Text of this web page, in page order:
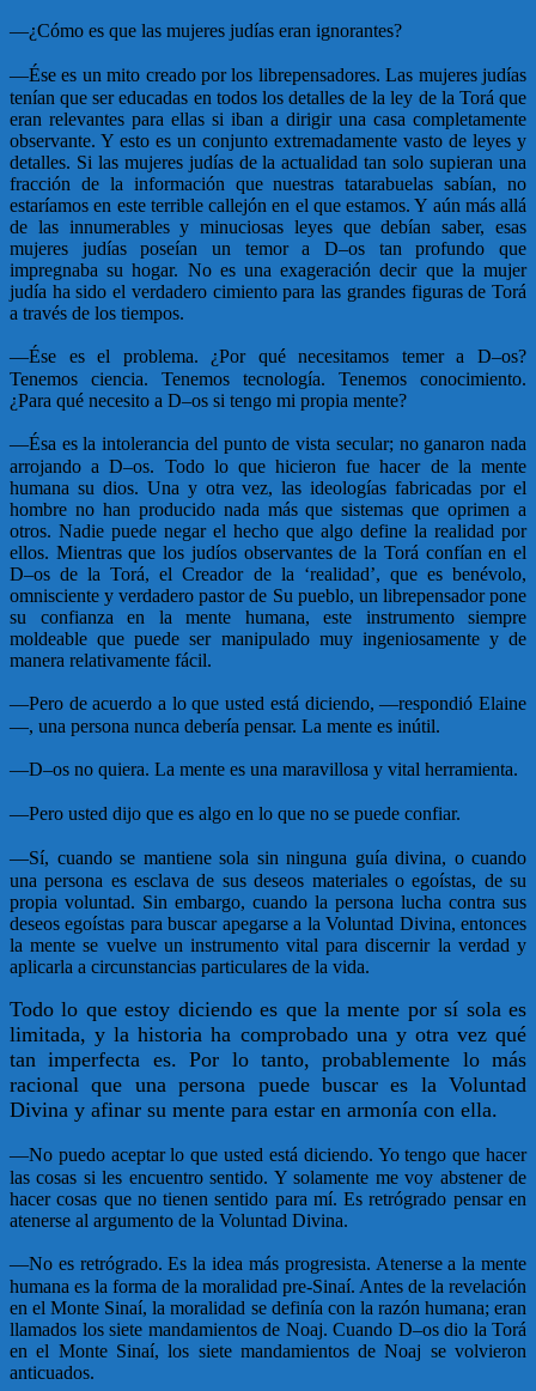
—¿Cómo es que las mujeres judías eran ignorantes?
—Ése es un mito creado por los librepensadores. Las mujeres judías
tenían que ser educadas en todos los detalles de la ley de la Torá que
eran relevantes para ellas si iban a dirigir una casa completamente
observante. Y esto es un conjunto extremadamente vasto de leyes y
detalles. Si las mujeres judías de la actualidad tan solo supieran una
fracción de la información que nuestras tatarabuelas sabían, no
estaríamos en este terrible callejón en el que estamos. Y aún más allá
de las innumerables y minuciosas leyes que debían saber, esas
mujeres judías poseían un temor a D–os tan profundo que
impregnaba su hogar. No es una exageración decir que la mujer
judía ha sido el verdadero cimiento para las grandes figuras de Torá
a través de los tiempos.
—Ése es el problema. ¿Por qué necesitamos temer a D–os?
Tenemos ciencia. Tenemos tecnología. Tenemos conocimiento.
¿Para qué necesito a D–os si tengo mi propia mente?
—Ésa es la intolerancia del punto de vista secular; no ganaron nada
arrojando a D–os. Todo lo que hicieron fue hacer de la mente
humana su dios. Una y otra vez, las ideologías fabricadas por el
hombre no han producido nada más que sistemas que oprimen a
otros. Nadie puede negar el hecho que algo define la realidad por
ellos. Mientras que los judíos observantes de la Torá confían en el
D–os de la Torá, el Creador de la ‘realidad’, que es benévolo,
omnisciente y verdadero pastor de Su pueblo, un librepensador pone
su confianza en la mente humana, este instrumento siempre
moldeable que puede ser manipulado muy ingeniosamente y de
manera relativamente fácil.
—Pero de acuerdo a lo que usted está diciendo, —respondió Elaine
—, una persona nunca debería pensar. La mente es inútil.
—D–os no quiera. La mente es una maravillosa y vital herramienta.
—Pero usted dijo que es algo en lo que no se puede confiar.
—Sí, cuando se mantiene sola sin ninguna guía divina, o cuando
una persona es esclava de sus deseos materiales o egoístas, de su
propia voluntad. Sin embargo, cuando la persona lucha contra sus
deseos egoístas para buscar apegarse a la Voluntad Divina, entonces
la mente se vuelve un instrumento vital para discernir la verdad y
aplicarla a circunstancias particulares de la vida.
Todo lo que estoy diciendo es que la mente por sí sola es
limitada, y la historia ha comprobado una y otra vez qué
tan imperfecta es. Por lo tanto, probablemente lo más
racional que una persona puede buscar es la Voluntad
Divina y afinar su mente para estar en armonía con ella.
—No puedo aceptar lo que usted está diciendo. Yo tengo que hacer
las cosas si les encuentro sentido. Y solamente me voy abstener de
hacer cosas que no tienen sentido para mí. Es retrógrado pensar en
atenerse al argumento de la Voluntad Divina.
—No es retrógrado. Es la idea más progresista. Atenerse a la mente
humana es la forma de la moralidad pre-Sinaí. Antes de la revelación
en el Monte Sinaí, la moralidad se definía con la razón humana; eran
llamados los siete mandamientos de Noaj. Cuando D–os dio la Torá
en el Monte Sinaí, los siete mandamientos de Noaj se volvieron
anticuados.